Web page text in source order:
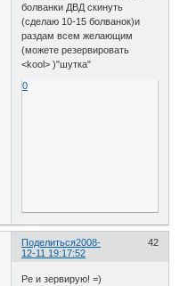
болванки ДВД скинуть
(сделаю 10-15 болванок)и
раздам всем желающим
(можете резервировать
<kool> )"шутка"
0
Поделиться 42
2008-
12-11 19:17:52
Ре и зервирую! =)